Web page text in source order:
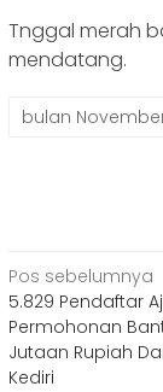
Tnggal merah
mendatang.
bulan
Navigasi
pos
Pos sebelumnya
5.829 Pendaftar
Permohonan
Jutaan Rupiah
Kediri